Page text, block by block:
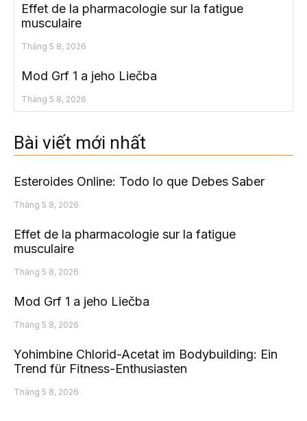
Effet de la pharmacologie sur la fatigue
musculaire
Tháng 5 8, 2026
Mod Grf 1 a jeho Liečba
Tháng 5 8, 2026
Bài viết mới nhất
Esteroides Online: Todo lo que Debes Saber
Tháng 5 8, 2026
Effet de la pharmacologie sur la fatigue
musculaire
Tháng 5 8, 2026
Mod Grf 1 a jeho Liečba
Tháng 5 8, 2026
Yohimbine Chlorid-Acetat im Bodybuilding: Ein
Trend für Fitness-Enthusiasten
Tháng 5 8, 2026